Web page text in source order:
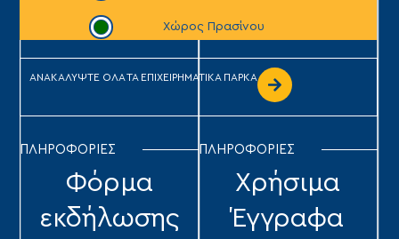
ΑΝΑΚΑΛΥΨΤΕ ΟΛΑ ΤΑ ΕΠΙΧΕΙΡΗΜΑΤΙΚΑ ΠΑΡΚΑ
ΠΛΗΡΟΦΟΡΙΕΣ
Φόρμα
εκδήλωσης
ΠΛΗΡΟΦΟΡΙΕΣ
Χρήσιμα
Έγγραφα